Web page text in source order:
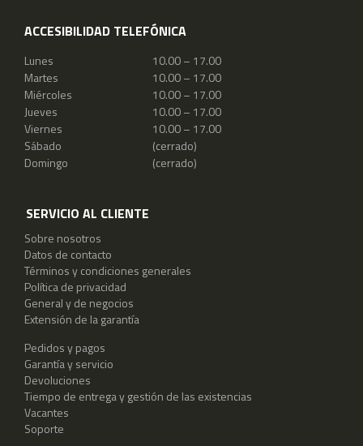
ACCESIBILIDAD TELEFÓNICA
Lunes
10.00 – 17.00
Martes
10.00 – 17.00
Miércoles
10.00 – 17.00
Jueves
10.00 – 17.00
Viernes
10.00 – 17.00
Sábado
(cerrado)
Domingo
(cerrado)
SERVICIO AL CLIENTE
Sobre nosotros
Datos de contacto
Términos y condiciones generales
Política de privacidad
General y de negocios
Extensión de la garantía
Pedidos y pagos
Garantía y servicio
Devoluciones
Tiempo de entrega y gestión de las existencias
Vacantes
Soporte